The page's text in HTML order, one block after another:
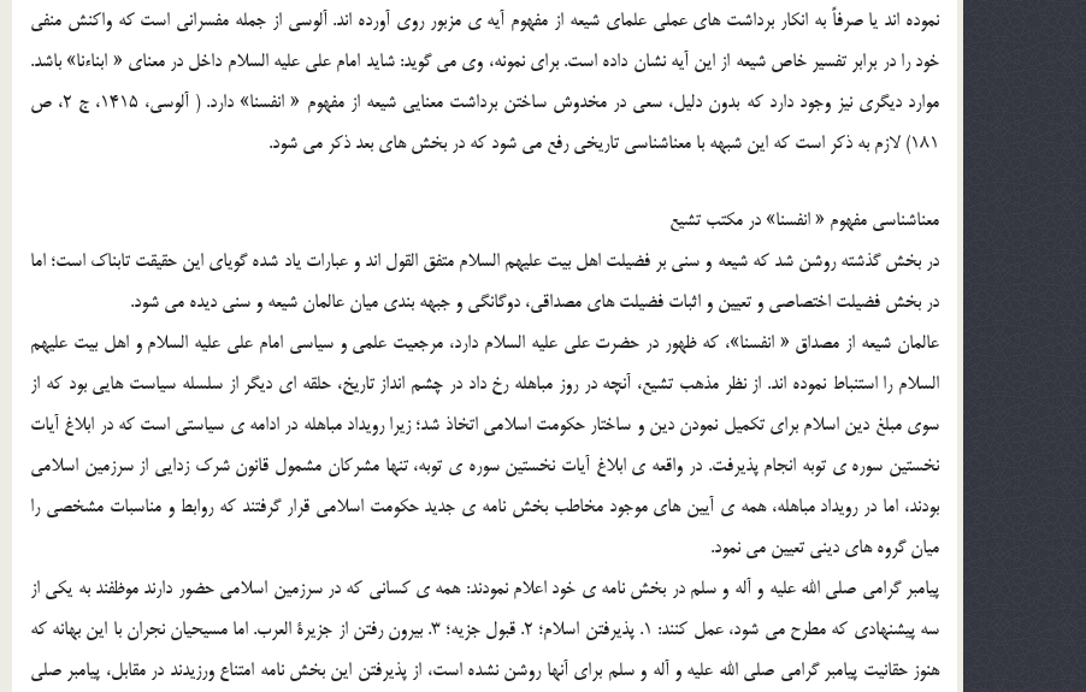
نموده اند يا صرفاً به انکار برداشت هاي عملي علماي شيعه از مفهوم آيه ي مزبور روي آورده اند. آلوسي از جمله مفسراني است که واکنش منفي
خود را در برابر تفسير خاص شيعه از اين آيه نشان داده است. براي نمونه، وي مي گويد: شايد امام علي عليه السلام داخل در معناي « ابناءنا» باشد.
موارد ديگري نيز وجود دارد که بدون دليل، سعي در مخدوش ساختن برداشت معنايي شيعه از مفهوم « انفسنا» دارد. ( آلوسي، 1415، ج 2، ص
181) لازم به ذکر است که اين شبهه با معناشناسي تاريخي رفع مي شود که در بخش هاي بعد ذکر مي شود.
معناشناسي مفهوم « انفسنا» در مکتب تشيع
در بخش گذشته روشن شد که شيعه و سني بر فضيلت اهل بيت عليهم السلام متفق القول اند و عبارات ياد شده گوياي اين حقيقت تابناک است؛ اما
در بخش فضيلت اختصاصي و تعيين و اثبات فضيلت هاي مصداقي، دوگانگي و جبهه بندي ميان عالمان شيعه و سني ديده مي شود.
عالمان شيعه از مصداق « انفسنا»، که ظهور در حضرت علي عليه السلام دارد، مرجعيت علمي و سياسي امام علي عليه السلام و اهل بيت عليهم
السلام را استنباط نموده اند. از نظر مذهب تشيع، آنچه در روز مباهله رخ داد در چشم انداز تاريخ، حلقه اي ديگر از سلسله سياست هايي بود که از
سوي مبلغ دين اسلام براي تکميل نمودن دين و ساختار حکومت اسلامي اتخاذ شد؛ زيرا رويداد مباهله در ادامه ي سياستي است که در ابلاغ آيات
نخستين سوره ي توبه انجام پذيرفت. در واقعه ي ابلاغ آيات نخستين سوره ي توبه، تنها مشرکان مشمول قانون شرک زدايي از سرزمين اسلامي
بودند، اما در رويداد مباهله، همه ي آيين هاي موجود مخاطب بخش نامه ي جديد حکومت اسلامي قرار گرفتند که روابط و مناسبات مشخصي را
ميان گروه هاي ديني تعيين مي نمود.
پيامبر گرامي صلي الله عليه و آله و سلم در بخش نامه ي خود اعلام نمودند: همه ي کساني که در سرزمين اسلامي حضور دارند موظفند به يکي از
سه پيشنهادي که مطرح مي شود، عمل کنند: 1. پذيرفتن اسلام؛ 2. قبول جزيه؛ 3. بيرون رفتن از جزيرة العرب. اما مسيحيان نجران با اين بهانه که
هنوز حقانيت پيامبر گرامي صلي الله عليه و آله و سلم براي آنها روشن نشده است، از پذيرفتن اين بخش نامه امتناع ورزيدند در مقابل، پيامبر صلي